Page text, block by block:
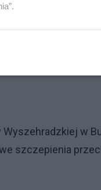
Wyszehradzkiej w
szczepienia